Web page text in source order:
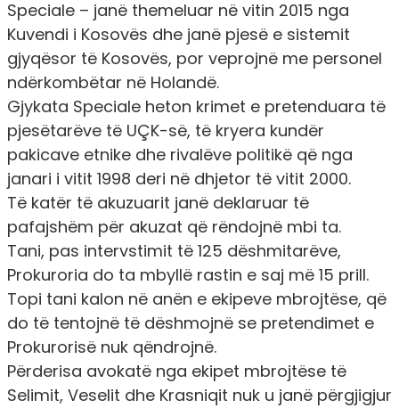
Speciale – janë themeluar në vitin 2015 nga
Kuvendi i Kosovës dhe janë pjesë e sistemit
gjyqësor të Kosovës, por veprojnë me personel
ndërkombëtar në Holandë.
Gjykata Speciale heton krimet e pretenduara të
pjesëtarëve të UÇK-së, të kryera kundër
pakicave etnike dhe rivalëve politikë që nga
janari i vitit 1998 deri në dhjetor të vitit 2000.
Të katër të akuzuarit janë deklaruar të
pafajshëm për akuzat që rëndojnë mbi ta.
Tani, pas intervstimit të 125 dëshmitarëve,
Prokuroria do ta mbyllë rastin e saj më 15 prill.
Topi tani kalon në anën e ekipeve mbrojtëse, që
do të tentojnë të dëshmojnë se pretendimet e
Prokurorisë nuk qëndrojnë.
Përderisa avokatë nga ekipet mbrojtëse të
Selimit, Veselit dhe Krasniqit nuk u janë përgjigjur